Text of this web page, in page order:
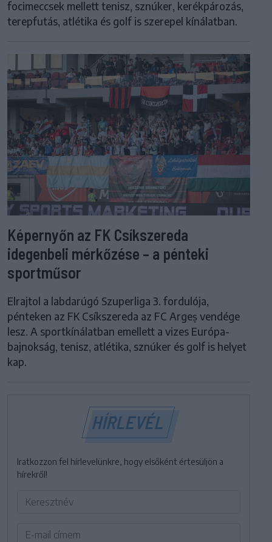
focimeccsek mellett tenisz, sznúker, kerékpározás,
terepfutás, atlétika és golf is szerepel kínálatban.
Képernyőn az FK Csíkszereda
idegenbeli mérkőzése – a pénteki
sportműsor
Elrajtol a labdarúgó Szuperliga 3. fordulója,
pénteken az FK Csíkszereda az FC Argeș vendége
lesz. A sportkínálatban emellett a vizes Európa-
bajnokság, tenisz, atlétika, sznúker és golf is helyet
kap.
HÍRLEVÉL
Iratkozzon fel hírlevelünkre, hogy elsőként értesüljön a
hírekről!